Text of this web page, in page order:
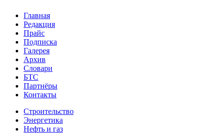
Главная
Редакция
Прайс
Подписка
Галерея
Архив
Словари
БТС
Партнёры
Контакты
Строительство
Энергетика
Нефть и газ